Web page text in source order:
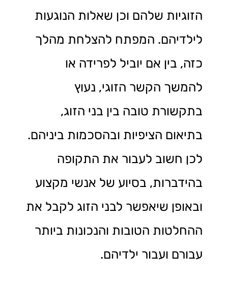
הזוגיות שלהם וכן שאלות הנוגעות
לילדיהם. המפתח להצלחת מהלך
כזה, בין אם יוביל לפרידה או
להמשך הקשר הזוגי, נעוץ
בתקשורת טובה בין בני הזוג,
בתיאום הציפיות ובהסכמות ביניהם.
לכן חשוב לעבור את התקופה
בהידברות, בסיוע של אנשי מקצוע
ובאופן שיאפשר לבני הזוג לקבל את
ההחלטות הטובות והנכונות ביותר
עבורם ועבור ילדיהם.